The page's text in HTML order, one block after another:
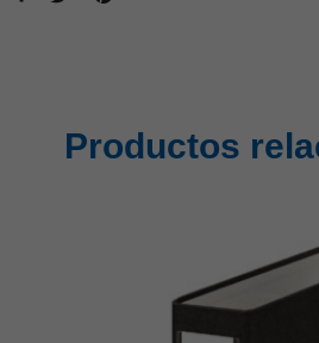
Productos